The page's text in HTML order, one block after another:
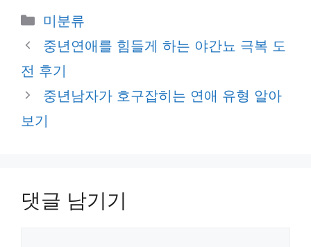
카
테
리
미분류
중년연애를 힘들게 하는 야간뇨 극복 도
전 후기
중년남자가 호구잡히는 연애 유형 알아
보기
댓글 남기기